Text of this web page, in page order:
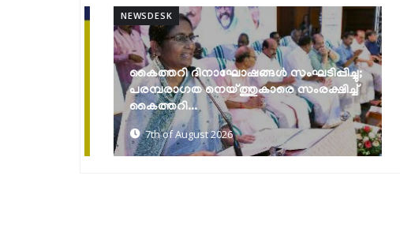
NEWSDESK
കൈത്തറി ദിനാഘോഷങ്ങൾ സംഘടിപ്പിച്ചു;
പരമ്പരാഗത നെയ്ത്തുകാരെ സംരക്ഷിച്ച്
കൈത്തറി...
7th of August 2026